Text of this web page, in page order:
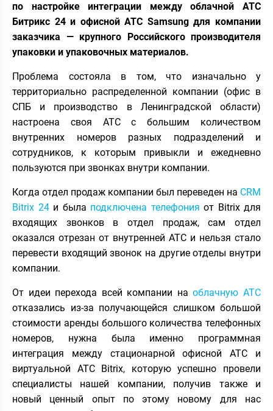
по настройке интеграции между облачной АТС
Битрикс 24 и офисной АТС Samsung для компании
заказчика — крупного Российского производителя
упаковки и упаковочных материалов.
Проблема состояла в том, что изначально у
территориально распределенной компании (офис в
СПБ и производство в Ленинградской области)
настроена своя АТС с большим количеством
внутренних номеров разных подразделений и
сотрудников, к которым привыкли и ежедневно
пользуются при звонках внутри компании.
Когда отдел продаж компании был переведен на CRM
Bitrix 24и была подключена телефония от Bitrix для
входящих звонков в отдел продаж, сам отдел
оказался отрезан от внутренней АТС и нельзя стало
перевести входящий звонок на другие отделы внутри
компании.
От идеи перехода всей компании наоблачную АТС
отказались из-за получающейся слишком большой
стоимости аренды большого количества телефонных
номеров, нужна была именно программная
интеграция между стационарной офисной АТС и
виртуальной АТС Bitrix, которую успешно провели
специалисты нашей компании, получив также и
новый ценный опыт по этому новому для нас